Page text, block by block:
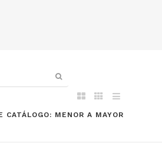
CATÁLOGO: MENOR A MAYOR